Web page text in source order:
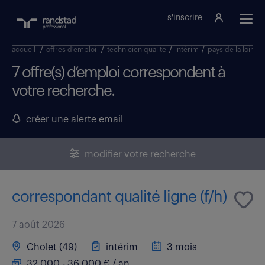
s'inscrire
accueil / offres d'emploi / technicien qualite / intérim / pays de la loire
7 offre(s) d’emploi correspondent à
votre recherche.
créer une alerte email
modifier votre recherche
correspondant qualité ligne (f/h)
7 août 2026
Cholet (49) intérim
3 mois